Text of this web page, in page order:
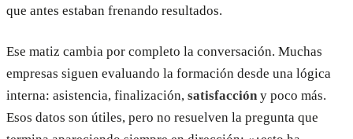
que antes estaban frenando resultados.
Ese matiz cambia por completo la conversación. Muchas
empresas siguen evaluando la formación desde una lógica
interna: asistencia, finalización, satisfaccióny poco más.
Esos datos son útiles, pero no resuelven la pregunta que